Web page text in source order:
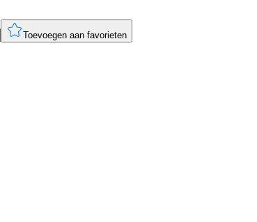
Toevoegen aan favorieten